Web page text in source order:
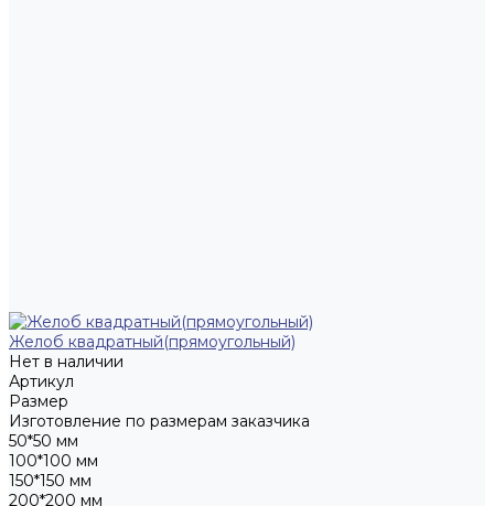
Желоб квадратный(прямоугольный)
Нет в наличии
Артикул
Размер
Изготовление по размерам заказчика
50*50 мм
100*100 мм
150*150 мм
200*200 мм